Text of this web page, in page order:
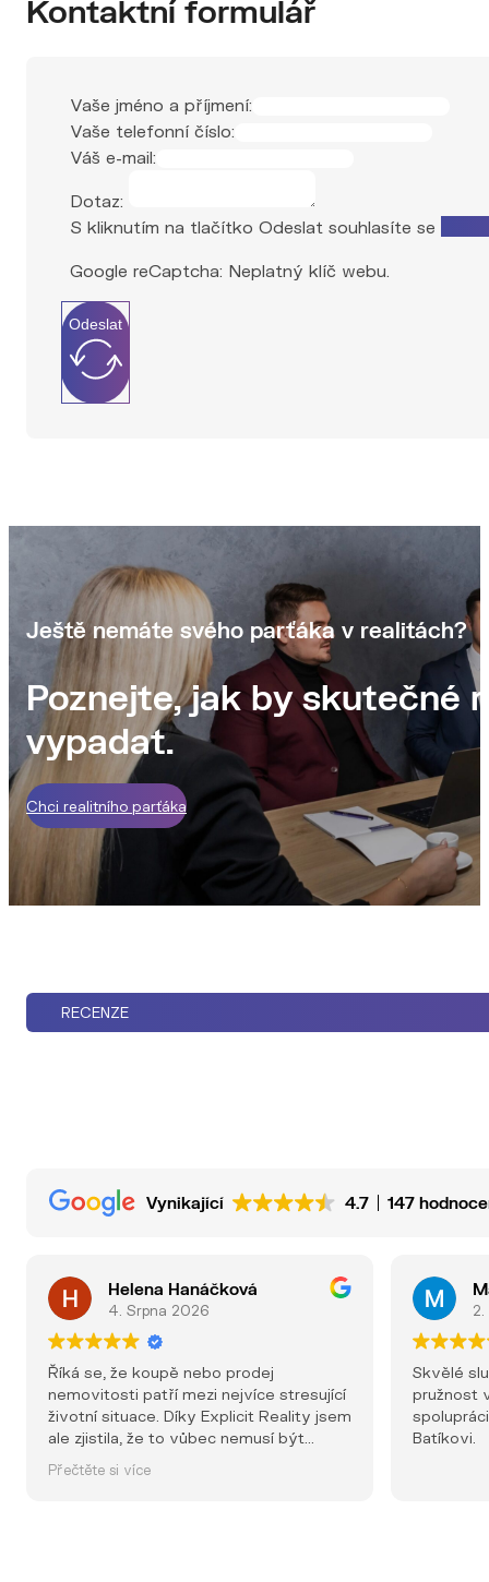
Kontaktní formulář
Vaše jméno a příjmení:
Vaše telefonní číslo:
Váš e-mail:
Dotaz:
S kliknutím na tlačítko Odeslat souhlasíte se
Google reCaptcha: Neplatný klíč webu.
Odeslat
Ještě nemáte svého parťáka v realitách?
Poznejte, jak by skutečné
vypadat.
Chci realitního parťáka
RECENZE
Vynikající 4.7 147
Helena Hanáčková
4. Srpna 2026
Říká se, že koupě nebo prodej
nemovitosti patří mezi nejvíce stresující
životní situace. Díky Explicit Reality jsem
ale zjistila, že to vůbec nemusí být
pravda. Už od prvního kontaktu jsem
Přečtěte si více
Skvělé
pružnost
Batíkovi.